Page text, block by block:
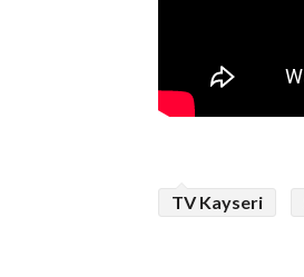
TV Kayseri